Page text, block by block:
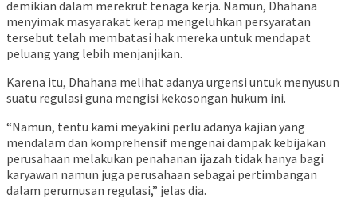
demikian dalam merekrut tenaga kerja. Namun, Dhahana
menyimak masyarakat kerap mengeluhkan persyaratan
tersebut telah membatasi hak mereka untuk mendapat
peluang yang lebih menjanjikan.
Karena itu, Dhahana melihat adanya urgensi untuk menyusun
suatu regulasi guna mengisi kekosongan hukum ini.
“Namun, tentu kami meyakini perlu adanya kajian yang
mendalam dan komprehensif mengenai dampak kebijakan
perusahaan melakukan penahanan ijazah tidak hanya bagi
karyawan namun juga perusahaan sebagai pertimbangan
dalam perumusan regulasi,” jelas dia.